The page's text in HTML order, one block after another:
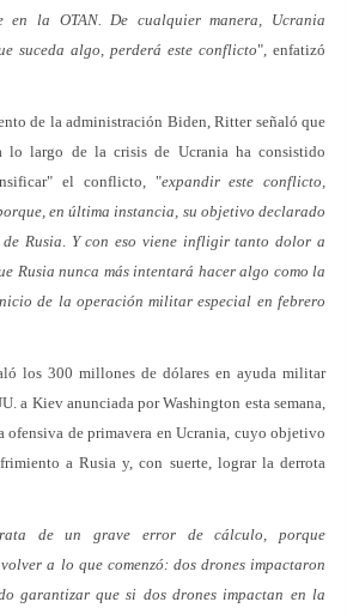
en la OTAN. De cualquier manera, Ucrania
suceda algo, perderá este conflicto", enfatizó
de la administración Biden, Ritter señaló que
largo de la crisis de Ucrania ha consistido
el conflicto, "expandir este conflicto,
en última instancia, su objetivo declarado
Rusia. Y con eso viene infligir tanto dolor a
Rusia nunca más intentará hacer algo como la
de la operación militar especial en febrero
los 300 millones de dólares en ayuda militar
a Kiev anunciada por Washington esta semana,
ofensiva de primavera en Ucrania, cuyo objetivo
a Rusia y, con suerte, lograr la derrota
de un grave error de cálculo, porque
volver a lo que comenzó: dos drones impactaron
garantizar que si dos drones impactan en la